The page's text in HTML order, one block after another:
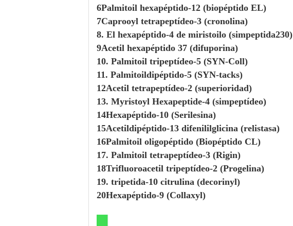
6Palmitoil hexapéptido-12 (biopéptido EL)
7Caprooyl tetrapeptídeo-3 (cronolina)
8. El hexapéptido-4 de miristoilo (simpeptida230)
9Acetil hexapéptido 37 (difuporina)
10. Palmitoil tripeptídeo-5 (SYN-Coll)
11. Palmitoildipéptido-5 (SYN-tacks)
12Acetil tetrapeptídeo-2 (superioridad)
13. Myristoyl Hexapeptide-4 (simpeptídeo)
14Hexapéptido-10 (Serilesina)
15Acetildipéptido-13 difenililglicina (relistasa)
16Palmitoil oligopéptido (Biopéptido CL)
17. Palmitoil tetrapeptídeo-3 (Rigin)
18Trifluoroacetil tripeptídeo-2 (Progelina)
19. tripetida-10 citrulina (decorinyl)
20Hexapéptido-9 (Collaxyl)